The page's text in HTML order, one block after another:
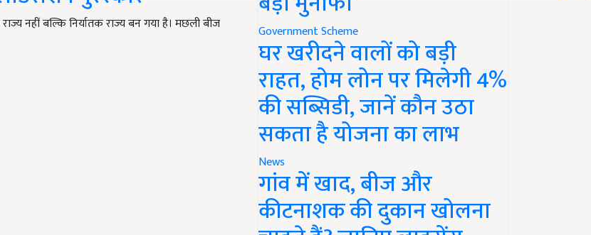
नहीं बल्कि निर्यातक राज्य बन गया है। मछली बीज
Government Scheme
घर खरीदने वालों को बड़ी
राहत, होम लोन पर मिलेगी 4%
की सब्सिडी, जानें कौन उठा
सकता है योजना का लाभ
News
गांव में खाद, बीज और
कीटनाशक की दुकान खोलना